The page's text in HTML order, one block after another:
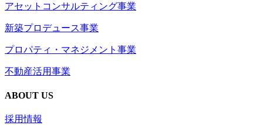
アセットコンサルティング事業
新築プロデュース事業
プロパティ・マネジメント事業
不動産活用事業
ABOUT US
採用情報